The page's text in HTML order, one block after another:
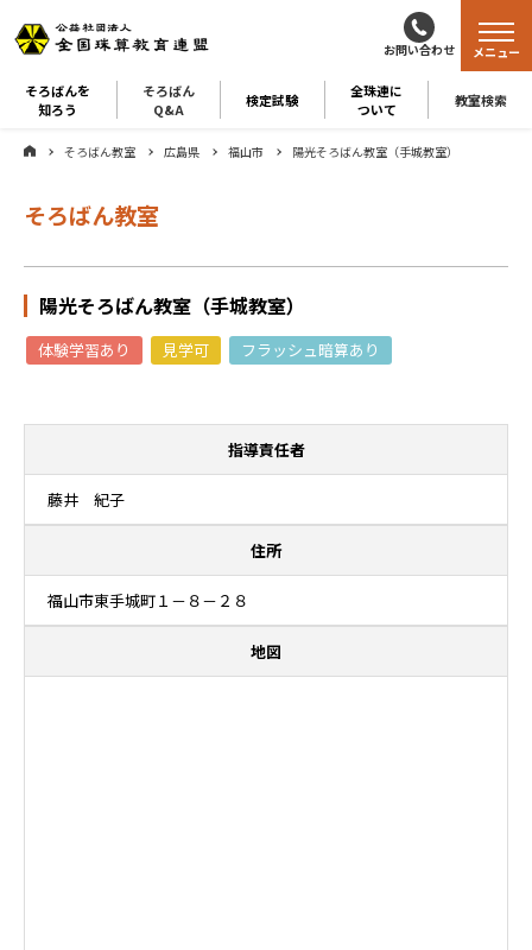
お問い合わせ
そろばんを
知ろう
そろばん
Q&A
検定試験
全珠連に
ついて
教室検索
メニュー
そろばん教室 広島県 福山市 陽光そろばん教室（手城教室）
そろばん教室
陽光そろばん教室（手城教室）
体験学習あり 見学可 フラッシュ暗算あり
指導責任者
藤井 紀子
住所
福山市東手城町１－８－２８
地図